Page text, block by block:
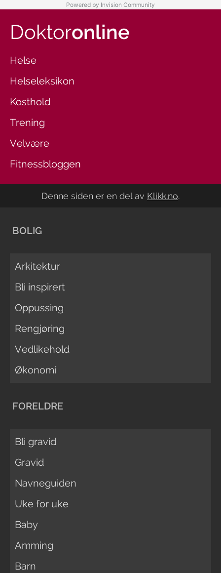
Powered by Invision Community
Doktoronline
Helse
Helseleksikon
Kosthold
Trening
Velvære
Fitnessbloggen
Denne siden er en del av Klikk.no.
BOLIG
Arkitektur
Bli inspirert
Oppussing
Rengjøring
Vedlikehold
Økonomi
FORELDRE
Bli gravid
Gravid
Navneguiden
Uke for uke
Baby
Amming
Barn